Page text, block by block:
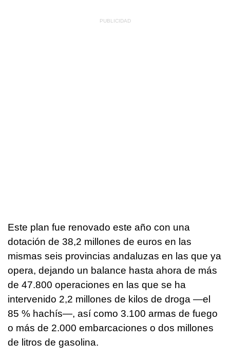
Este plan fue renovado este año con una
dotación de 38,2 millones de euros en las
mismas seis provincias andaluzas en las que ya
opera, dejando un balance hasta ahora de más
de 47.800 operaciones en las que se ha
intervenido 2,2 millones de kilos de droga —el
85 % hachís—, así como 3.100 armas de fuego
o más de 2.000 embarcaciones o dos millones
de litros de gasolina.